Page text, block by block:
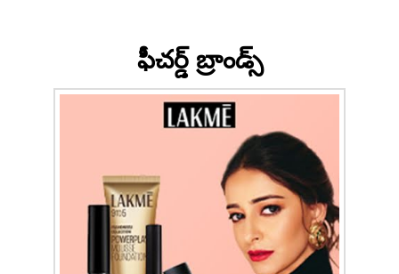
ఫీచర్డ్ బ్రాండ్స్